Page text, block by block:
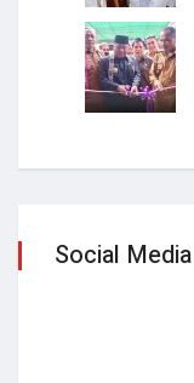
Social Media